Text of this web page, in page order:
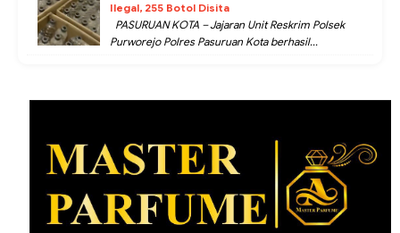
Ilegal, 255 Botol Disita
PASURUAN KOTA – Jajaran Unit Reskrim Polsek
Purworejo Polres Pasuruan Kota berhasil...